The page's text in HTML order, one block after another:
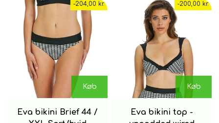
-204,00 kr.
Køb
Eva bikini Brief 44 /
-200,00 kr.
Køb
Eva bikini top -